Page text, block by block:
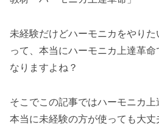
未経験だけどハーモニカをやり
って、本当にハーモニカ上達革
なりますよね？
そこでこの記事ではハーモニカ上
本当に未経験の方が使っても大